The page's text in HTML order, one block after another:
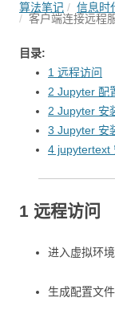
算法笔记 信息时
客户端连接远程
目录:
1 远程访问
2 Jupyter 配
2 Jupyter 安
3 Jupyter 安
4 jupytertext
1 远程访问
进入虚拟环境
生成配置文件